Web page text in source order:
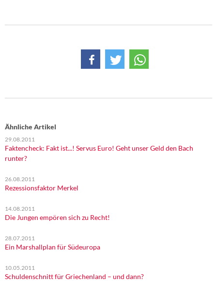
Rosa-Luxemburg-Stiftung
Über mich
Kontakt
Ähnliche Artikel
29.08.2011
Faktencheck: Fakt ist...! Servus Euro! Geht unser Geld den Bach
runter?
26.08.2011
Rezessionsfaktor Merkel
14.08.2011
Die Jungen empören sich zu Recht!
28.07.2011
Ein Marshallplan für Südeuropa
10.05.2011
Schuldenschnitt für Griechenland – und dann?